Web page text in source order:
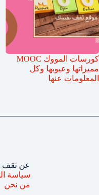
كورسات المووك MOOC
مميزاتها وعيوبها وكل
المعلومات عنها
عن ثقف
سياسة
من نحن